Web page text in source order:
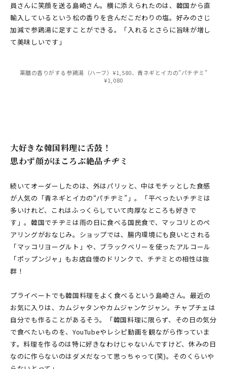
員さんに笑顔を送る島崎さん。横に添えられたのは、韓国から直
輸入しているという松の香りを含んだこだわりの塩。好みのさじ
加減で参鶏湯に足すことができる。「入れるとさらに旨味が増し
て美味しいです」
薬膳の香りがする参鶏湯（ハーフ）¥1,580、青ネギとイカの”パチヂミ”
¥1,080
大好きな韓国料理に舌鼓！
思わず顔がほころぶ絶品チヂミ
続いてオーダーしたのは、外はパリッと、中はモチッとした食感
が人気の「青ネギとイカの“パチヂミ”」。「平べったいチヂミは
多いけれど、これはふっくらしていて肉厚なところも好きで
す」。韓国でチヂミは雨の日に食べる国民食で、マッコリとのペ
アリングがおなじみ。ショップでは、腸内環境にも良いとされる
「マッコリヨーグルト」や、ブラックベリーを使ったアルコール
「ポップンジャ」もお店自慢のドリンクで、チヂミとの相性は抜
群！
プライベートでも韓国料理をよく食べるという島崎さん。最近の
お気に入りは、カムジャタンやカムジャンケジャン。チャプチェは
自分でも作ることがあるそう。「韓国料理に限らず、その日の気分
で食べたいものを、YouTubeやレシピ動画を観ながら作っていま
す。料理を作るのは特に好きなわけじゃないんですけど、休みの日
なのに作らないのはダメだなって思っちゃって(笑)。そのくらいや